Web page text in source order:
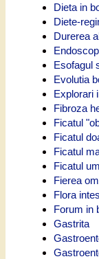
Dieta in
Diete-
Durerea
Esofagul
Evolutia
Explorari
Fibroza
Ficatul
Ficatul
Ficatul
Ficatul
Fierea
Flora
Forum in
Gastrita